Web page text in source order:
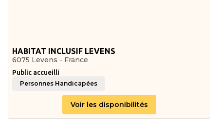
HABITAT INCLUSIF LEVENS
6075 Levens - France
Public accueilli
Personnes Handicapées
Voir les disponibilités